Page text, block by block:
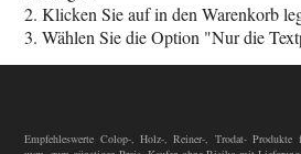
2. Klicken Sie auf in den Warenkorb
3. Wählen Sie die Option "Nur die
Empfehleswerte Colop-, Holz-, Reiner-, Trodat- Produkte